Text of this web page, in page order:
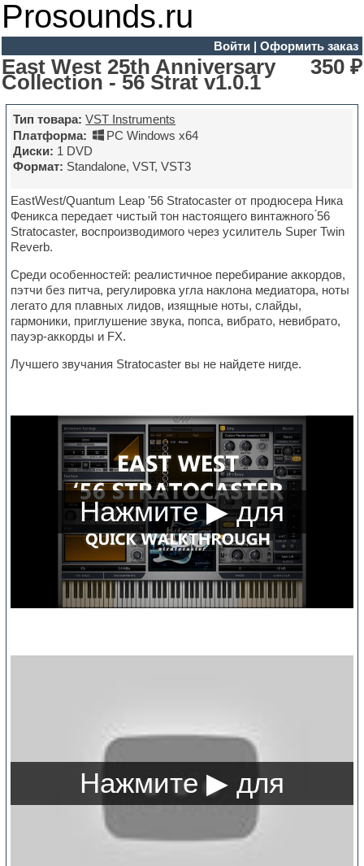
Prosounds.ru
Войти| Оформить заказ
East West 25th Anniversary
Collection - 56 Strat v1.0.1
350 ₽
Тип товара: VST Instruments
Платформа:
PC Windows x64
Диски: 1 DVD
Формат: Standalone, VST, VST3
EastWest/Quantum Leap '56 Stratocaster от продюсера Ника
Феникса передает чистый тон настоящего винтажного ́56
Stratocaster, воспроизводимого через усилитель Super Twin
Reverb.
Среди особенностей: реалистичное перебирание аккордов,
пэтчи без питча, регулировка угла наклона медиатора, ноты
легато для плавных лидов, изящные ноты, слайды,
гармоники, приглушение звука, попса, вибрато, невибрато,
пауэр-аккорды и FX.
Лучшего звучания Stratocaster вы не найдете нигде.